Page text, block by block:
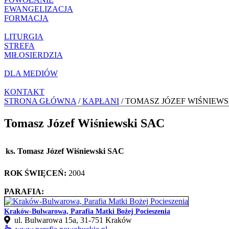
EWANGELIZACJA
FORMACJA
LITURGIA
STREFA
MIŁOSIERDZIA
DLA MEDIÓW
KONTAKT
STRONA GŁÓWNA /KAPŁANI / TOMASZ JÓZEF
Tomasz Józef Wiśniewski SAC
ks. Tomasz Józef Wiśniewski SAC
ROK ŚWIĘCEŃ: 2004
PARAFIA:
Kraków-Bulwarowa, Parafia Matki Bożej Pocieszenia
ul. Bulwarowa 15a, 31‑751 Kraków